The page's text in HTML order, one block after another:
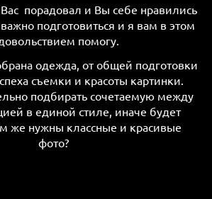
Вас порадовал и Вы себе нравились
подготовиться и я вам в этом
помогу.
одежда, от общей подготовки
съемки и красоты картинки.
подбирать сочетаемую между
в единой стиле, иначе будет
же нужны классные и красивые
фото?